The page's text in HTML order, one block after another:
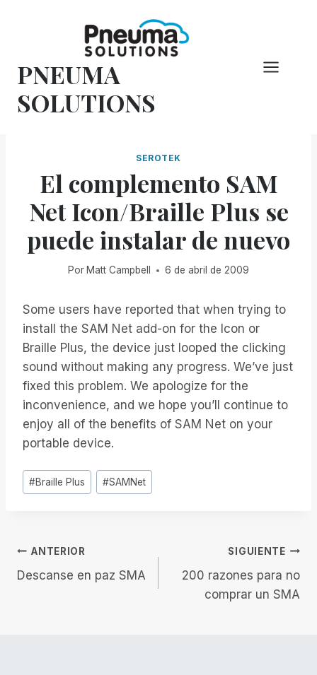
PNEUMA
SOLUTIONS
SEROTEK
El complemento SAM
Net Icon/Braille Plus se
puede instalar de nuevo
Por Matt Campbell 6 de abril de 2009
Some users have reported that when trying to
install the SAM Net add-on for the Icon or
Braille Plus, the device just looped the clicking
sound without making any progress. We’ve just
fixed this problem. We apologize for the
inconvenience, and we hope you’ll continue to
enjoy all of the benefits of SAM Net on your
portable device.
Etiquetas
de
#Braille Plus #SAMNet
Navegación
ANTERIOR
Descanse en paz SMA
SIGUIENTE
200 razones para no
comprar un SMA